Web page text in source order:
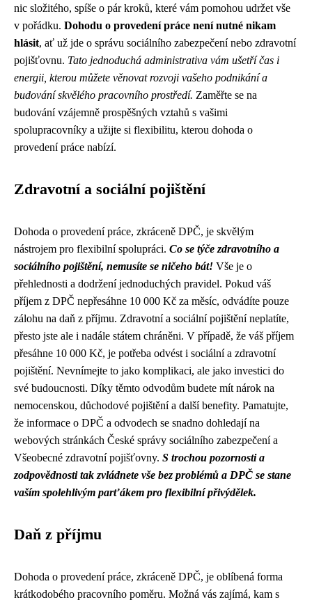
nic složitého, spíše o pár kroků, které vám pomohou udržet vše
v pořádku. Dohodu o provedení práce není nutné nikam
hlásit, ať už jde o správu sociálního zabezpečení nebo zdravotní
pojišťovnu. Tato jednoduchá administrativa vám ušetří čas i
energii, kterou můžete věnovat rozvoji vašeho podnikání a
budování skvělého pracovního prostředí. Zaměřte se na
budování vzájemně prospěšných vztahů s vašimi
spolupracovníky a užijte si flexibilitu, kterou dohoda o
provedení práce nabízí.
Zdravotní a sociální pojištění
Dohoda o provedení práce, zkráceně DPČ, je skvělým
nástrojem pro flexibilní spolupráci. Co se týče zdravotního a
sociálního pojištění, nemusíte se ničeho bát! Vše je o
přehlednosti a dodržení jednoduchých pravidel. Pokud váš
příjem z DPČ nepřesáhne 10 000 Kč za měsíc, odvádíte pouze
zálohu na daň z příjmu. Zdravotní a sociální pojištění neplatíte,
přesto jste ale i nadále státem chráněni. V případě, že váš příjem
přesáhne 10 000 Kč, je potřeba odvést i sociální a zdravotní
pojištění. Nevnímejte to jako komplikaci, ale jako investici do
své budoucnosti. Díky těmto odvodům budete mít nárok na
nemocenskou, důchodové pojištění a další benefity. Pamatujte,
že informace o DPČ a odvodech se snadno dohledají na
webových stránkách České správy sociálního zabezpečení a
Všeobecné zdravotní pojišťovny. S trochou pozornosti a
zodpovědnosti tak zvládnete vše bez problémů a DPČ se stane
vaším spolehlivým parťákem pro flexibilní přivýdělek.
Daň z příjmu
Dohoda o provedení práce, zkráceně DPČ, je oblíbená forma
krátkodobého pracovního poměru. Možná vás zajímá, kam s